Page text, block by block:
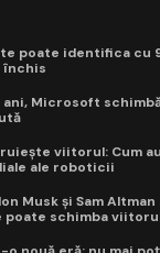
poate identifica cu
închis
ani, Microsoft
viitorul: Cum
ale roboticii
Musk și Sam
schimba